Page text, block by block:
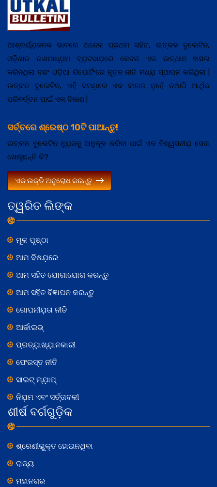
ତ୍ୱରିତ ଲିଙ୍କ
ମୂଳ ପୃଷ୍ଠା
ଆମ ବିଷଯ଼ରେ
ଆମ ସହିତ ଯୋଗାଯୋଗ କରନ୍ତୁ
ଆମ ସହିତ ବିଜ୍ଞାପନ କରନ୍ତୁ
ଗୋପନୀଯ଼ତା ନୀତି
ଆର୍କାଇଭ୍
ପ୍ରତ୍ଯ଼ାଖ୍ଯ଼ାନକାରୀ
ଫେରସ୍ତ ନୀତି
ସାଇଟ୍ ମ୍ଯ଼ାପ୍
ନିଯ଼ମ ଏବଂ ସର୍ତ୍ତାବଳୀ
ଶୀର୍ଷ ବର୍ଗଗୁଡ଼ିକ
ଶ୍ରେଣୀଭୁକ୍ତ ହୋଇନଥିବା
ରାଜ୍ୟ
ମହାନଗର
ଆଶ୍ଚର୍ଯ୍ଯ଼ଜନକ ଭାବରେ ଅନେକ ପ୍ରଥମ ସହିତ, ଉତ୍କଳ ବୁଲେଟିନ,
ଓଡ଼ିଶାର ଗଣମାଧ୍ଯ଼ମ ବ୍ଯ଼ବସାଯ଼ରେ କେବଳ ଏକ ଉତ୍ଥାନ ହାସଲ
କରିନଥିଲା ବରଂ ଓଡ଼ିଆ ରିପୋର୍ଟିଂରେ ନୂତନ ନୀତି ମଧ୍ଯ଼ ସ୍ଥାପନ କରିଥିଲା |
ଉତ୍କଳ ବୁଲେଟିନ, ଏହି ସମଯ଼ରେ ଏକ କାଗଜ ନୁହେଁ ତଥାପି ଆର୍ଥିକ
ପରିବର୍ତ୍ତନ ପାଇଁ ଏକ ବିକାଶ |
ସର୍ଚ୍ଚରେ ଶ୍ରେଷ୍ଠ 10ଟି ପାଆନ୍ତୁ!
ଉତ୍କଳ ବୁଲେଟିନ ନ୍ଯ଼ୁଜକୁ ଅନୁକୂଳ କରିବା ପାଇଁ ଏକ ବିଶ୍ୱସନୀଯ଼ ସେବା
ଖୋଜୁଛନ୍ତି କି?
ଏକ ଉକ୍ତି ଅନୁରୋଧ କରନ୍ତୁ